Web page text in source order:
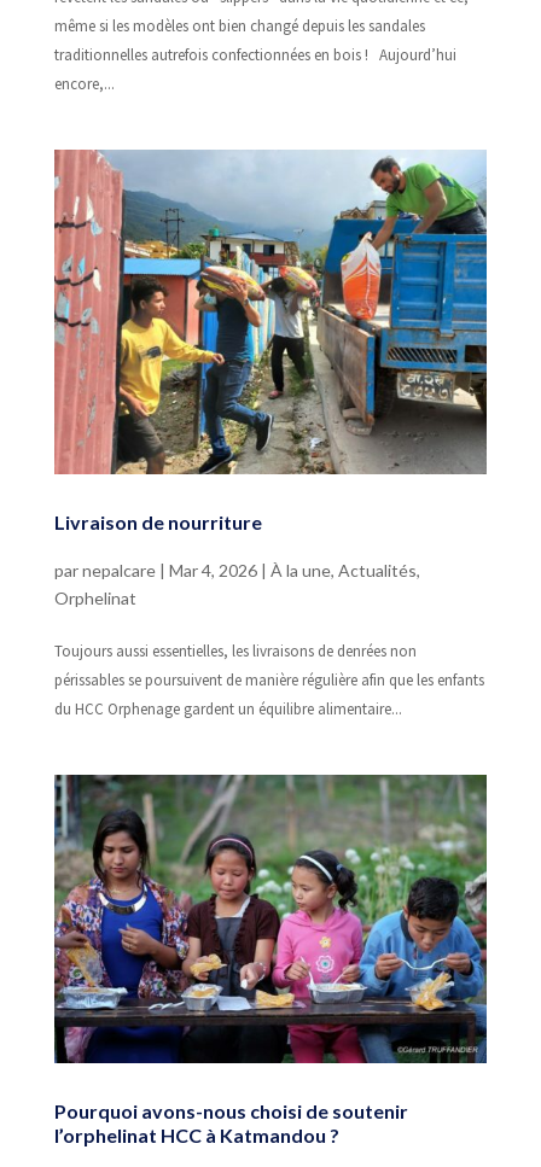
même si les modèles ont bien changé depuis les sandales
traditionnelles autrefois confectionnées en bois ! Aujourd’hui
encore,...
Livraison de nourriture
parnepalcare| Mar 4, 2026| À la une, Actualités,
Orphelinat
Toujours aussi essentielles, les livraisons de denrées non
périssables se poursuivent de manière régulière afin que les enfants
du HCC Orphenage gardent un équilibre alimentaire...
Pourquoi avons-nous choisi de soutenir
l’orphelinat HCC à Katmandou ?